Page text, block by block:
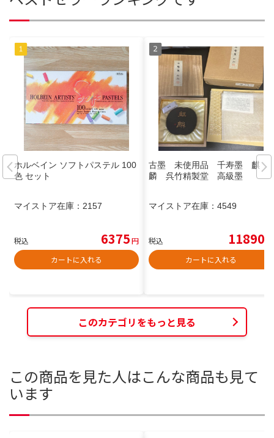
ホルベイン ソフトパステル 100
色 セット
マイストア在庫： 2157
税込 6375円
カートに入れる
古墨 未使用品 千寿墨 麒
麟 呉竹精製堂 高級墨
マイストア在庫： 4549
税込 11890
カートに入れる
このカテゴリをもっと見る
この商品を見た人はこんな商品も見て
います